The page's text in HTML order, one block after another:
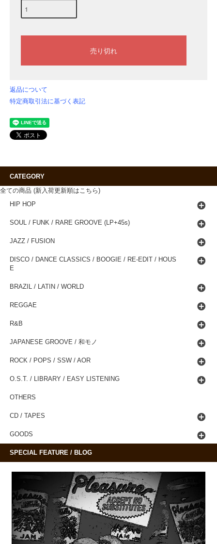
返品について
特定商取引法に基づく表記
CATEGORY
全ての商品 (新入荷更新順はこちら)
HIP HOP
SOUL / FUNK / RARE GROOVE (LP+45s)
JAZZ / FUSION
DISCO / DANCE CLASSICS / BOOGIE / RE-EDIT / HOUS
E
BRAZIL / LATIN / WORLD
REGGAE
R&B
JAPANESE GROOVE / 和モノ
ROCK / POPS / SSW / AOR
O.S.T. / LIBRARY / EASY LISTENING
OTHERS
CD / TAPES
GOODS
SPECIAL FEATURE / BLOG